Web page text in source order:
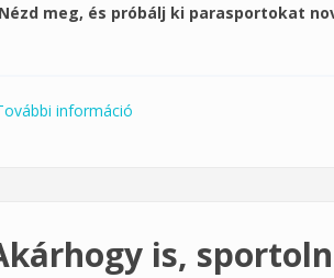
meg, és próbálj ki parasportokat
információ
is,